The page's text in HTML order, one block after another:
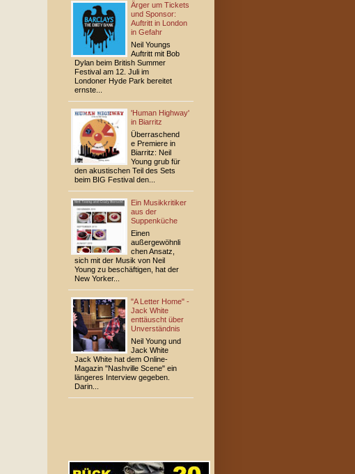
Ärger um Tickets
und Sponsor:
Auftritt in London
in Gefahr
Neil Youngs
Auftritt mit Bob
Dylan beim British Summer
Festival am 12. Juli im
Londoner Hyde Park bereitet
ernste...
'Human Highway'
in Biarritz
Überraschend
e Premiere in
Biarritz: Neil
Young grub für
den akustischen Teil des Sets
beim BIG Festival den...
Ein Musikkritiker
aus der
Suppenküche
Einen
außergewöhnli
chen Ansatz,
sich mit der Musik von Neil
Young zu beschäftigen, hat der
New Yorker...
"A Letter Home" -
Jack White
enttäuscht über
Unverständnis
Neil Young und
Jack White
Jack White hat dem Online-
Magazin "Nashville Scene" ein
längeres Interview gegeben.
Darin...